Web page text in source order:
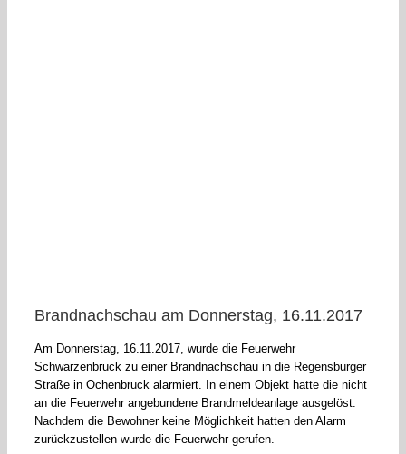
Brandnachschau am Donnerstag, 16.11.2017
Am Donnerstag, 16.11.2017, wurde die Feuerwehr
Schwarzenbruck zu einer Brandnachschau in die Regensburger
Straße in Ochenbruck alarmiert. In einem Objekt hatte die nicht
an die Feuerwehr angebundene Brandmeldeanlage ausgelöst.
Nachdem die Bewohner keine Möglichkeit hatten den Alarm
zurückzustellen wurde die Feuerwehr gerufen.